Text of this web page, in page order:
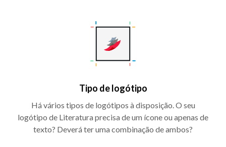
Tipo de logótipo
Há vários tipos de logótipos à disposição. O seu
logótipo de Literatura precisa de um ícone ou apenas de
texto? Deverá ter uma combinação de ambos?